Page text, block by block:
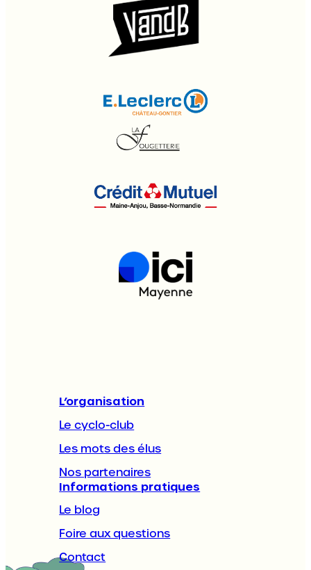
L’organisation
Le cyclo-club
Les mots des élus
Nos partenaires
Informations pratiques
Le blog
Foire aux questions
Contact